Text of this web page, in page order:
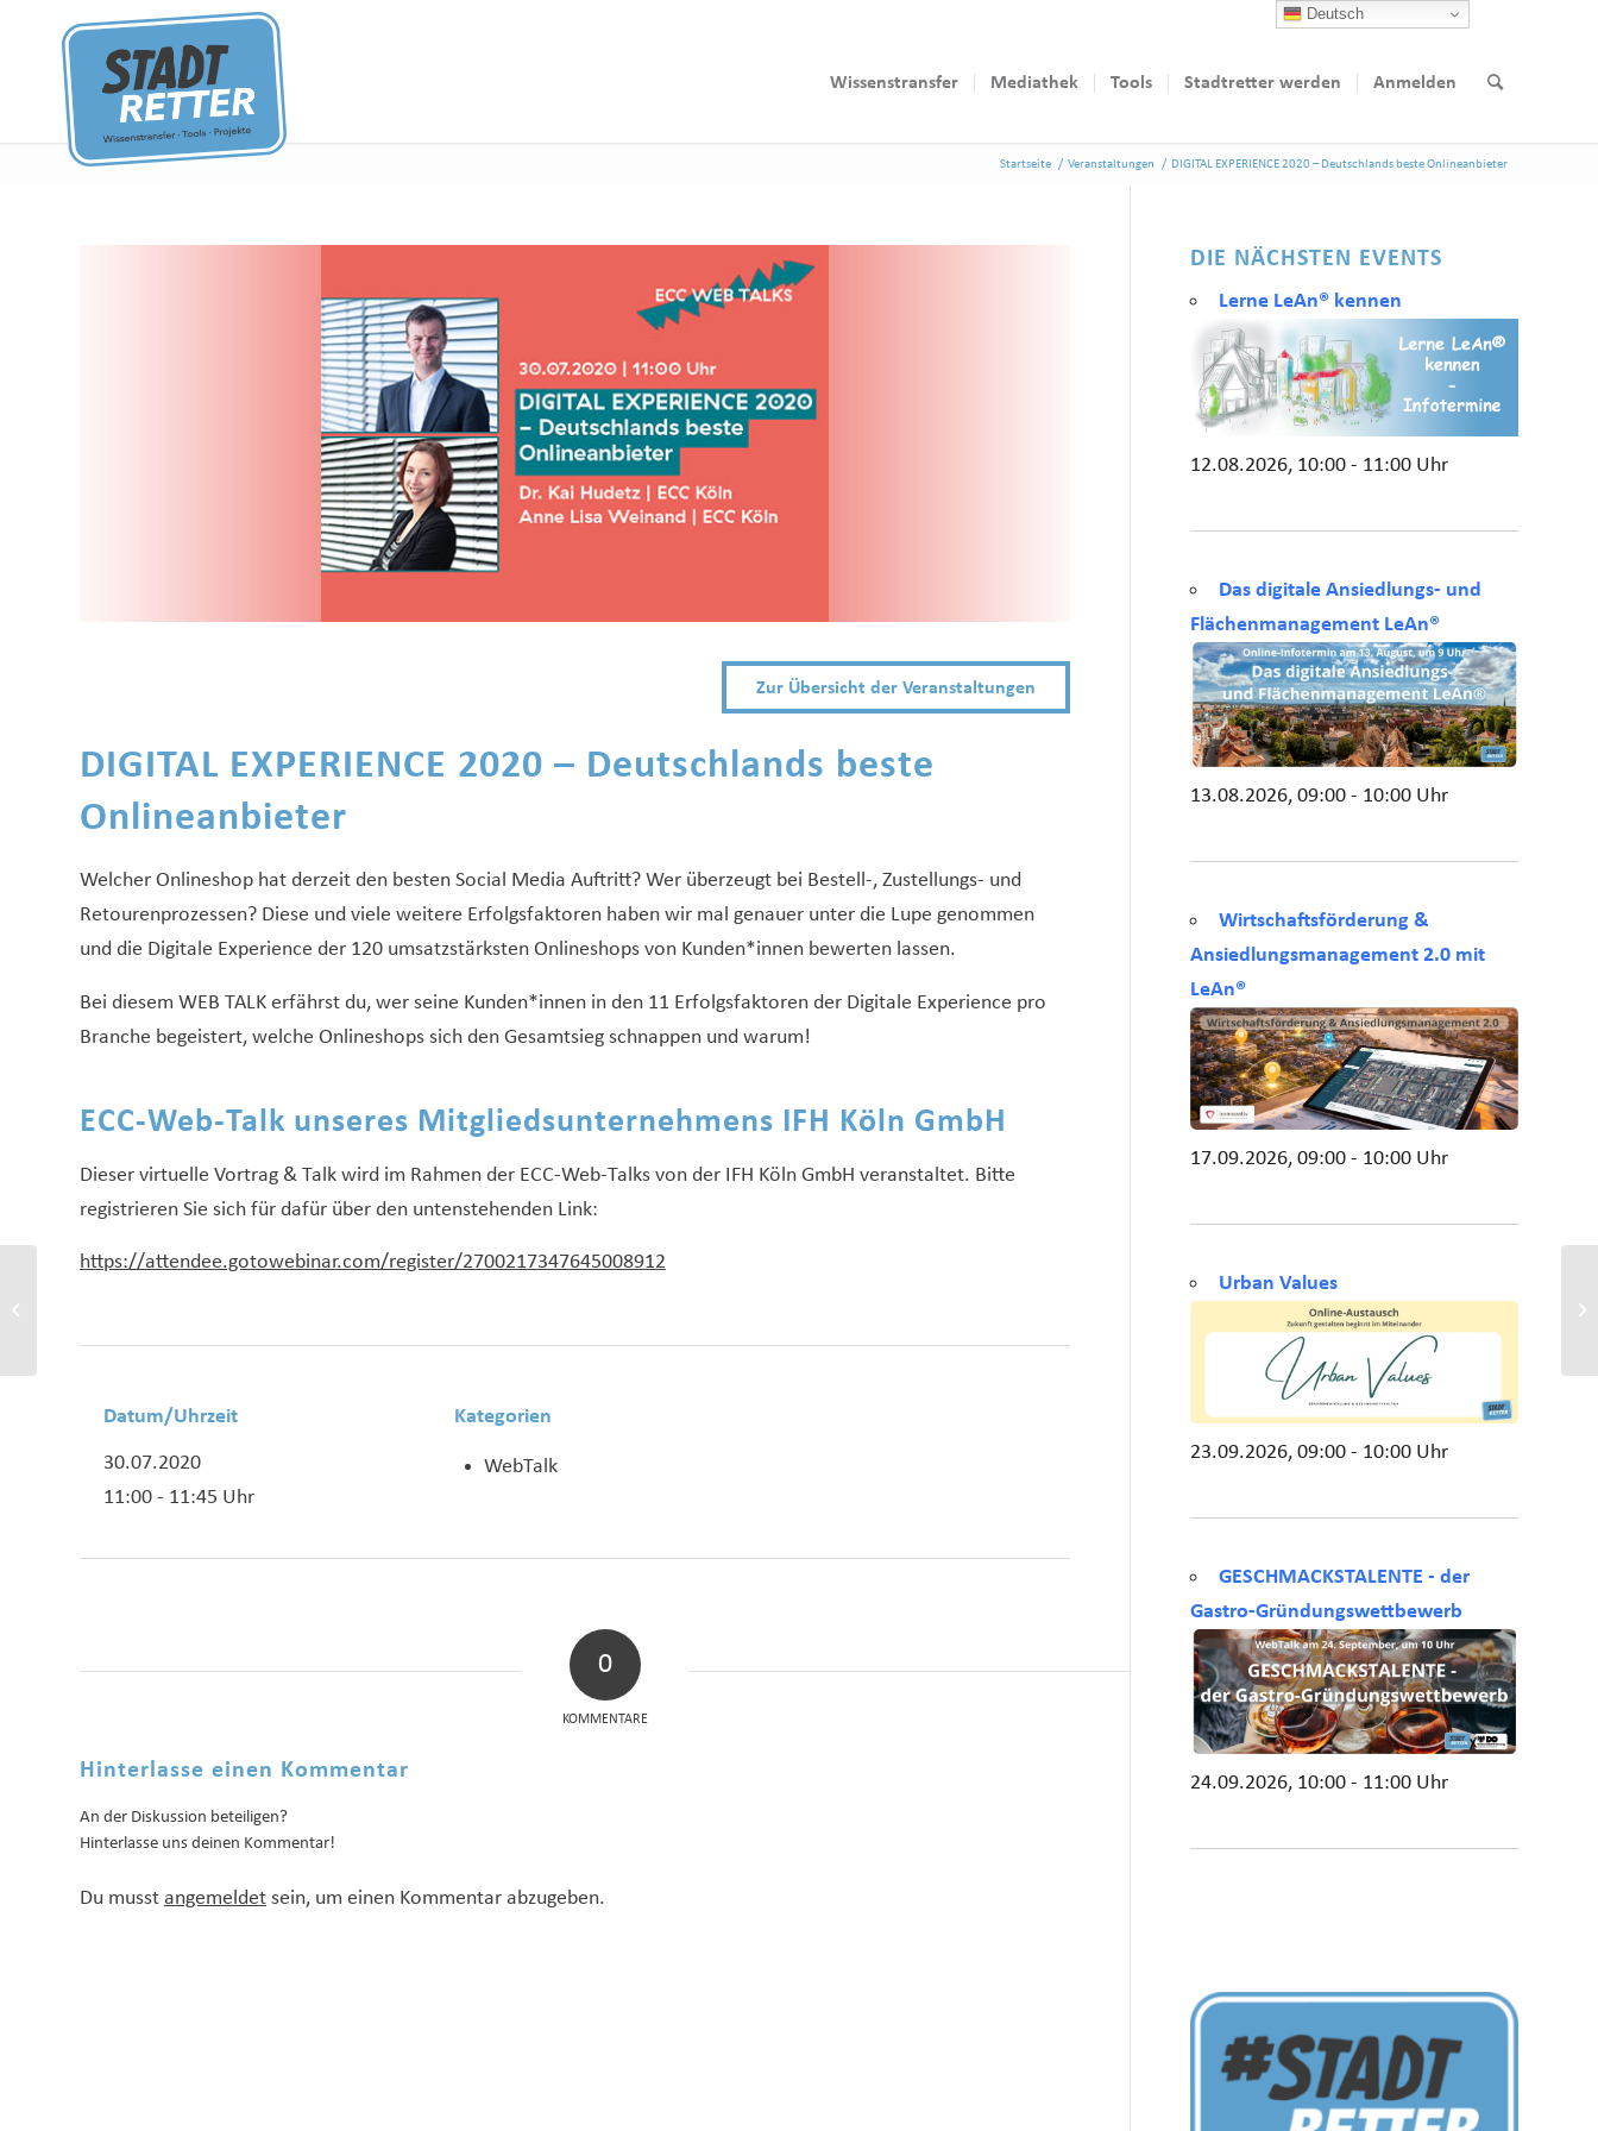
Wissenstransfer Mediathek Tools Stadtretter werden Anmelden
Startseite / Veranstaltungen / DIGITAL EXPERIENCE 2020 – Deutschlands beste Onlineanbieter
Zur Übersicht der Veranstaltungen
DIGITAL EXPERIENCE 2020 – Deutschlands beste
Onlineanbieter
Welcher Onlineshop hat derzeit den besten Social Media Auftritt? Wer überzeugt bei Bestell-, Zustellungs- und
Retourenprozessen? Diese und viele weitere Erfolgsfaktoren haben wir mal genauer unter die Lupe genommen
und die Digitale Experience der 120 umsatzstärksten Onlineshops von Kunden*innen bewerten lassen.
Bei diesem WEB TALK erfährst du, wer seine Kunden*innen in den 11 Erfolgsfaktoren der Digitale Experience pro
Branche begeistert, welche Onlineshops sich den Gesamtsieg schnappen und warum!
ECC-Web-Talk unseres Mitgliedsunternehmens IFH Köln GmbH
Dieser virtuelle Vortrag & Talk wird im Rahmen der ECC-Web-Talks von der IFH Köln GmbH veranstaltet. Bitte
registrieren Sie sich für dafür über den untenstehenden Link:
https://attendee.gotowebinar.com/register/2700217347645008912
Datum/Uhrzeit
30.07.2020
11:00 - 11:45 Uhr
Kategorien
WebTalk
0
KOMMENTARE
Hinterlasse einen Kommentar
An der Diskussion beteiligen?
Hinterlasse uns deinen Kommentar!
Du musst angemeldet sein, um einen Kommentar abzugeben.
DIE NÄCHSTEN EVENTS
Lerne LeAn® kennen
12.08.2026, 10:00 - 11:00 Uhr
Das digitale Ansiedlungs- und
Flächenmanagement LeAn®
13.08.2026, 09:00 - 10:00 Uhr
Wirtschaftsförderung &
Ansiedlungsmanagement 2.0 mit
LeAn®
17.09.2026, 09:00 - 10:00 Uhr
Urban Values
23.09.2026, 09:00 - 10:00 Uhr
GESCHMACKSTALENTE - der
Gastro-Gründungswettbewerb
24.09.2026, 10:00 - 11:00 Uhr
Deutsch